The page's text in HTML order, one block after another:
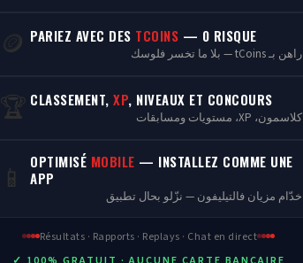
🪙 PARIEZ AVEC DES TCOINS — 0 RISQUE
راهن بـ tCoins — بلا ما تخسر فلوسك
🏆 CLASSEMENT, XP, NIVEAUX ET CONCOURS
كلاسمون، XP، مستويات ومسابقات
📱 OPTIMISÉ MOBILE — INSTALLEZ COMME UNE
APP
خدّام مزيان فالتيليفون — نزّلو بحال تطبيق
Résultats · Rapports · Replays · Chat en direct